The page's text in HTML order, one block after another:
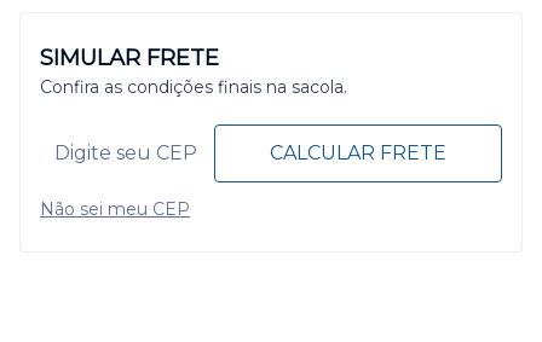
SIMULAR FRETE
Confira as condições finais na sacola.
CALCULAR FRETE
Não sei meu CEP